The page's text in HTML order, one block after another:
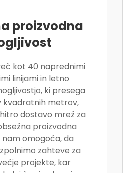
proizvodna
kot 40 naprednimi
linijami in letno
ki presega
kvadratnih metrov,
dostavo mrež za
proizvodna
omogoča, da
zahteve za
projekte, kar